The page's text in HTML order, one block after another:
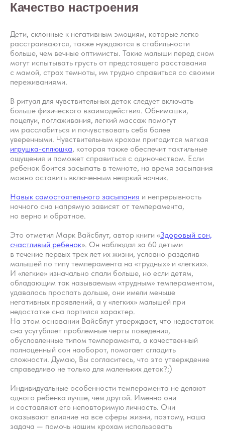
Качество настроения
Дети, склонные к негативным эмоциям, которые легко
расстраиваются, также нуждаются в стабильности
больше, чем вечные оптимисты. Такие малыши перед сном
могут испытывать грусть от предстоящего расставания
с мамой, страх темноты, им трудно справиться со своими
переживаниями.
В ритуал для чувствительных деток следует включать
больше физического взаимодействия. Обнимашки,
поцелуи, поглаживания, легкий массаж помогут
им расслабиться и почувствовать себя более
уверенными. Чувствительным крохам пригодится мягкая
игрушка-сплюшка, которая также обеспечит тактильные
ощущения и поможет справиться с одиночеством. Если
ребенок боится засыпать в темноте, на время засыпания
можно оставить включенным неяркий ночник.
Навык самостоятельного засыпания и непрерывность
ночного сна напрямую зависят от темперамента,
но верно и обратное.
Это отметил Марк Вайсблут, автор книги «Здоровый сон,
счастливый ребенок». Он наблюдал за 60 детьми
в течение первых трех лет их жизни, условно разделив
малышей по типу темперамента на «трудных» и «легких».
И «легкие» изначально спали больше, но если детям,
обладающим так называемым «трудным» темпераментом,
удавалось проспать дольше, они имели меньше
негативных проявлений, а у «легких» малышей при
недостатке сна портился характер.
На этом основании Вайсблут утверждает, что недостаток
сна усугубляет проблемные черты поведения,
обусловленные типом темперамента, а качественный
полноценный сон наоборот, помогает сгладить
сложности. Думаю, Вы согласитесь, что это утверждение
справедливо не только для маленьких деток?;)
Индивидуальные особенности темперамента не делают
одного ребенка лучше, чем другой. Именно они
и составляют его неповторимую личность. Они
оказывают влияние на все сферы жизни, поэтому, наша
задача — помочь нашим крохам использовать
Вход/Регистрация
Дети
Взрослые
Специалисты
Практикум
О проекте
Политика
Соглашение
Вопросы
Отзывы
Контакты
ИП Снеговская
Ольга Сергеевна
Пн-пт: с 10:00 до
20:00
+7 (903) 011-73-03
sos@o-sne.online
Видео Там, где картинки
КОНТАКТЫ